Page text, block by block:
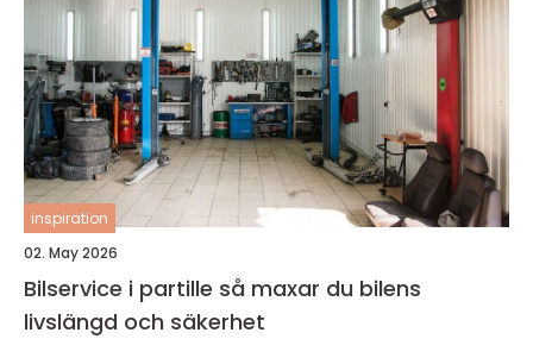
inspiration
02. May 2026
Bilservice i partille så maxar du bilens
livslängd och säkerhet